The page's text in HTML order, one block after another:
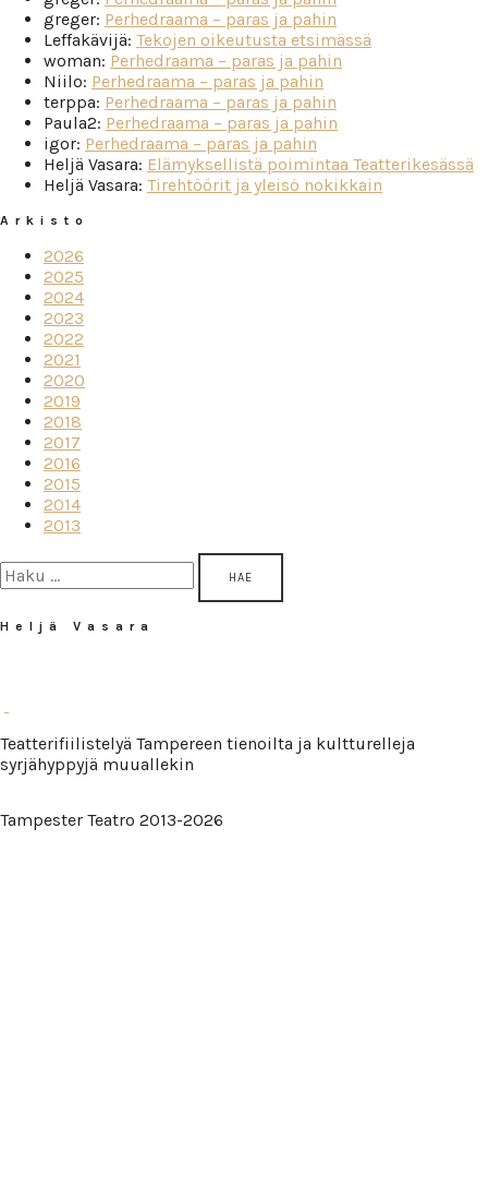
greger: Perhedraama – paras ja pahin
Leffakävijä: Tekojen oikeutusta etsimässä
woman: Perhedraama – paras ja pahin
Niilo: Perhedraama – paras ja pahin
terppa: Perhedraama – paras ja pahin
Paula2: Perhedraama – paras ja pahin
igor: Perhedraama – paras ja pahin
Heljä Vasara: Elämyksellistä poimintaa Teatterikesässä
Heljä Vasara: Tirehtöörit ja yleisö nokikkain
Arkisto
2026
2025
2024
2023
2022
2021
2020
2019
2018
2017
2016
2015
2014
2013
Haku:
Heljä Vasara
Teatterifiilistelyä Tampereen tienoilta ja kultturelleja
syrjähyppyjä muuallekin
Tampester Teatro 2013-2026